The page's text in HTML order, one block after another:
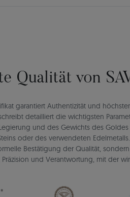
Qualität von
garantiert Authentizität und
detailliert die wichtigsten
und des Gewichts des
oder des verwendeten Edelmetalls.
Bestätigung der Qualität,
und Verantwortung, mit der